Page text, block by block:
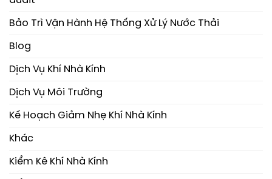
Bảo Trì Vận Hành Hệ Thống Xử Lý Nước Thải
Blog
Dịch Vụ Khí Nhà Kính
Dịch Vụ Môi Trường
Kế Hoạch Giảm Nhẹ Khí Nhà Kính
Khác
Kiểm Kê Khí Nhà Kính